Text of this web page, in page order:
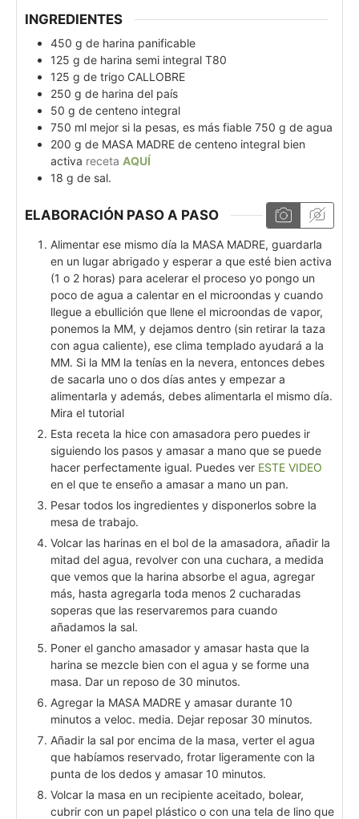
INGREDIENTES
450 g de harina panificable
125 g de harina semi integral T80
125 g de trigo CALLOBRE
250 g de harina del país
50 g de centeno integral
750 ml mejor si la pesas, es más fiable 750 g de agua
200 g de MASA MADRE de centeno integral bien
activa receta AQUÍ
18 g de sal.
ELABORACIÓN PASO A PASO
Alimentar ese mismo día la MASA MADRE, guardarla
en un lugar abrigado y esperar a que esté bien activa
(1 o 2 horas) para acelerar el proceso yo pongo un
poco de agua a calentar en el microondas y cuando
llegue a ebullición que llene el microondas de vapor,
ponemos la MM, y dejamos dentro (sin retirar la taza
con agua caliente), ese clima templado ayudará a la
MM. Si la MM la tenías en la nevera, entonces debes
de sacarla uno o dos días antes y empezar a
alimentarla y además, debes alimentarla el mismo día.
Mira el tutorial
Esta receta la hice con amasadora pero puedes ir
siguiendo los pasos y amasar a mano que se puede
hacer perfectamente igual. Puedes ver ESTE VIDEO
en el que te enseño a amasar a mano un pan.
Pesar todos los ingredientes y disponerlos sobre la
mesa de trabajo.
Volcar las harinas en el bol de la amasadora, añadir la
mitad del agua, revolver con una cuchara, a medida
que vemos que la harina absorbe el agua, agregar
más, hasta agregarla toda menos 2 cucharadas
soperas que las reservaremos para cuando
añadamos la sal.
Poner el gancho amasador y amasar hasta que la
harina se mezcle bien con el agua y se forme una
masa. Dar un reposo de 30 minutos.
Agregar la MASA MADRE y amasar durante 10
minutos a veloc. media. Dejar reposar 30 minutos.
Añadir la sal por encima de la masa, verter el agua
que habíamos reservado, frotar ligeramente con la
punta de los dedos y amasar 10 minutos.
Volcar la masa en un recipiente aceitado, bolear,
cubrir con un papel plástico o con una tela de lino que